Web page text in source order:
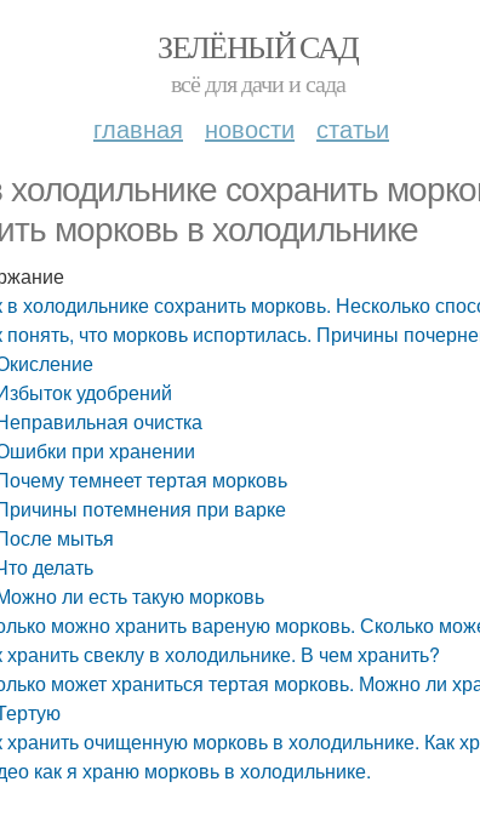
ЗЕЛЁНЫЙ САД
всё для дачи и сада
главная новости статьи
холодильнике сохранить
морковь в холодильнике
в холодильнике сохранить морковь. Несколько
понять, что морковь испортилась. Причины
удобрений
очистка
при хранении
темнеет тертая морковь
потемнения при варке
мытья
делать
ли есть такую морковь
можно хранить вареную морковь. Сколько
хранить свеклу в холодильнике. В чем хранить?
может храниться тертая морковь. Можно ли
хранить очищенную морковь в холодильнике. Как
как я храню морковь в холодильнике.